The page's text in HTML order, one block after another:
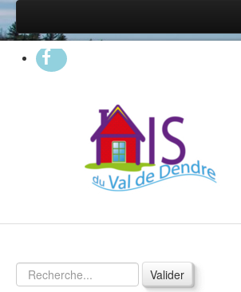
Accueil
Présentation
Nos partenaires
On parle de nous...
Questions fréquentes
Vos garanties
Valider